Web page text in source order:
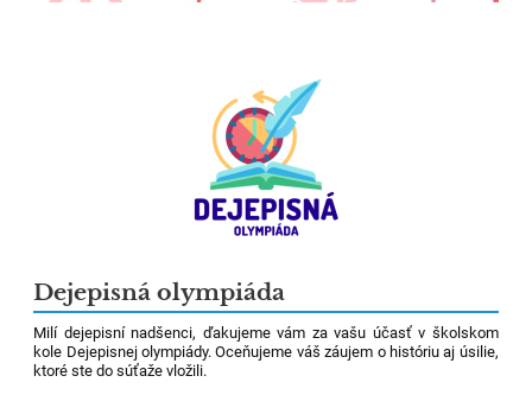
Dejepisná olympiáda
Milí dejepisní nadšenci, ďakujeme vám za vašu účasť v školskom
kole Dejepisnej olympiády. Oceňujeme váš záujem o históriu aj úsilie,
ktoré ste do súťaže vložili.